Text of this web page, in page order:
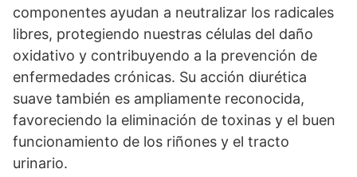
componentes ayudan a neutralizar los radicales
libres, protegiendo nuestras células del daño
oxidativo y contribuyendo a la prevención de
enfermedades crónicas. Su acción diurética
suave también es ampliamente reconocida,
favoreciendo la eliminación de toxinas y el buen
funcionamiento de los riñones y el tracto
urinario.